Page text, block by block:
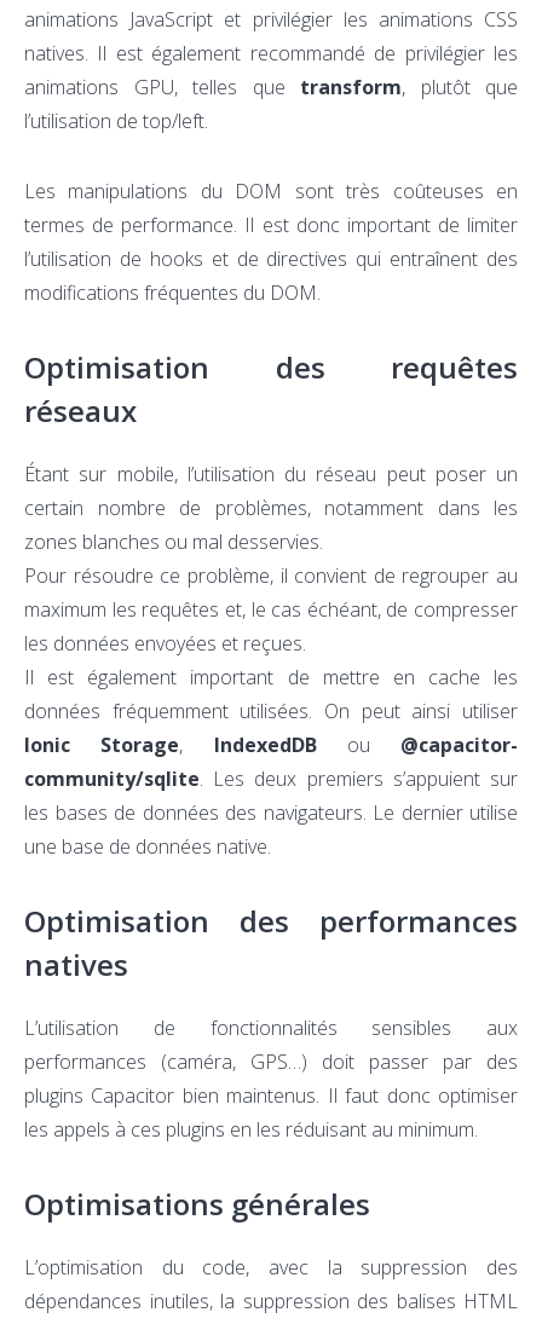
animations JavaScript et privilégier les animations CSS
natives. Il est également recommandé de privilégier les
animations GPU, telles que transform, plutôt que
l’utilisation de top/left.
Les manipulations du DOM sont très coûteuses en
termes de performance. Il est donc important de limiter
l’utilisation de hooks et de directives qui entraînent des
modifications fréquentes du DOM.
Optimisation des requêtes
réseaux
Étant sur mobile, l’utilisation du réseau peut poser un
certain nombre de problèmes, notamment dans les
zones blanches ou mal desservies.
Pour résoudre ce problème, il convient de regrouper au
maximum les requêtes et, le cas échéant, de compresser
les données envoyées et reçues.
Il est également important de mettre en cache les
données fréquemment utilisées. On peut ainsi utiliser
Ionic Storage, IndexedDBou @capacitor-
community/sqlite. Les deux premiers s’appuient sur
les bases de données des navigateurs. Le dernier utilise
une base de données native.
Optimisation des performances
natives
L’utilisation de fonctionnalités sensibles aux
performances (caméra, GPS…) doit passer par des
plugins Capacitor bien maintenus. Il faut donc optimiser
les appels à ces plugins en les réduisant au minimum.
Optimisations générales
L’optimisation du code, avec la suppression des
dépendances inutiles, la suppression des balises HTML